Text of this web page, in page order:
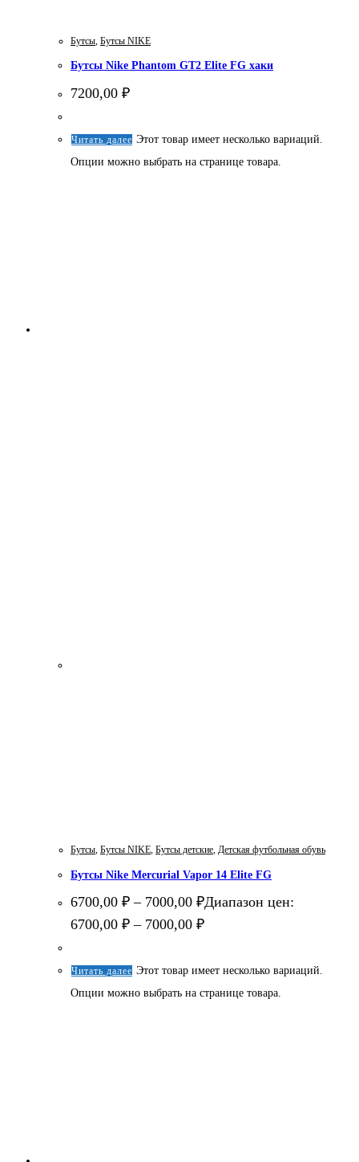
Бутсы, Бутсы NIKE
Бутсы Nike Phantom GT2 Elite FG хаки
7200,00 ₽
Читать далее Этот товар имеет несколько вариаций.
Опции можно выбрать на странице товара.
Бутсы, Бутсы NIKE, Бутсы детские, Детская футбольная обувь
Бутсы Nike Mercurial Vapor 14 Elite FG
6700,00 ₽ – 7000,00 ₽Диапазон цен:
6700,00 ₽ – 7000,00 ₽
Читать далее Этот товар имеет несколько вариаций.
Опции можно выбрать на странице товара.